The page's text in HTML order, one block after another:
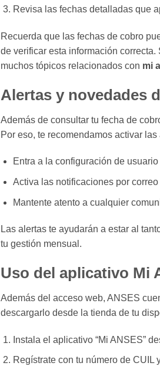
Revisa las fechas detalladas que
Recuerda que las fechas de cobro
de verificar esta información
muchos tópicos relacionados con mi
Alertas y novedades
Además de consultar tu fecha de
Por eso, te recomendamos activar
Entra a la configuración de
Activa las notificaciones por
Mantente atento a cualquier
Las alertas te ayudarán a estar al
tu gestión mensual.
Uso del aplicativo Mi
Además del acceso web, ANSES
descargarlo desde la tienda de tu
Instala el aplicativo “Mi ANSES”
Regístrate con tu número de CUIL